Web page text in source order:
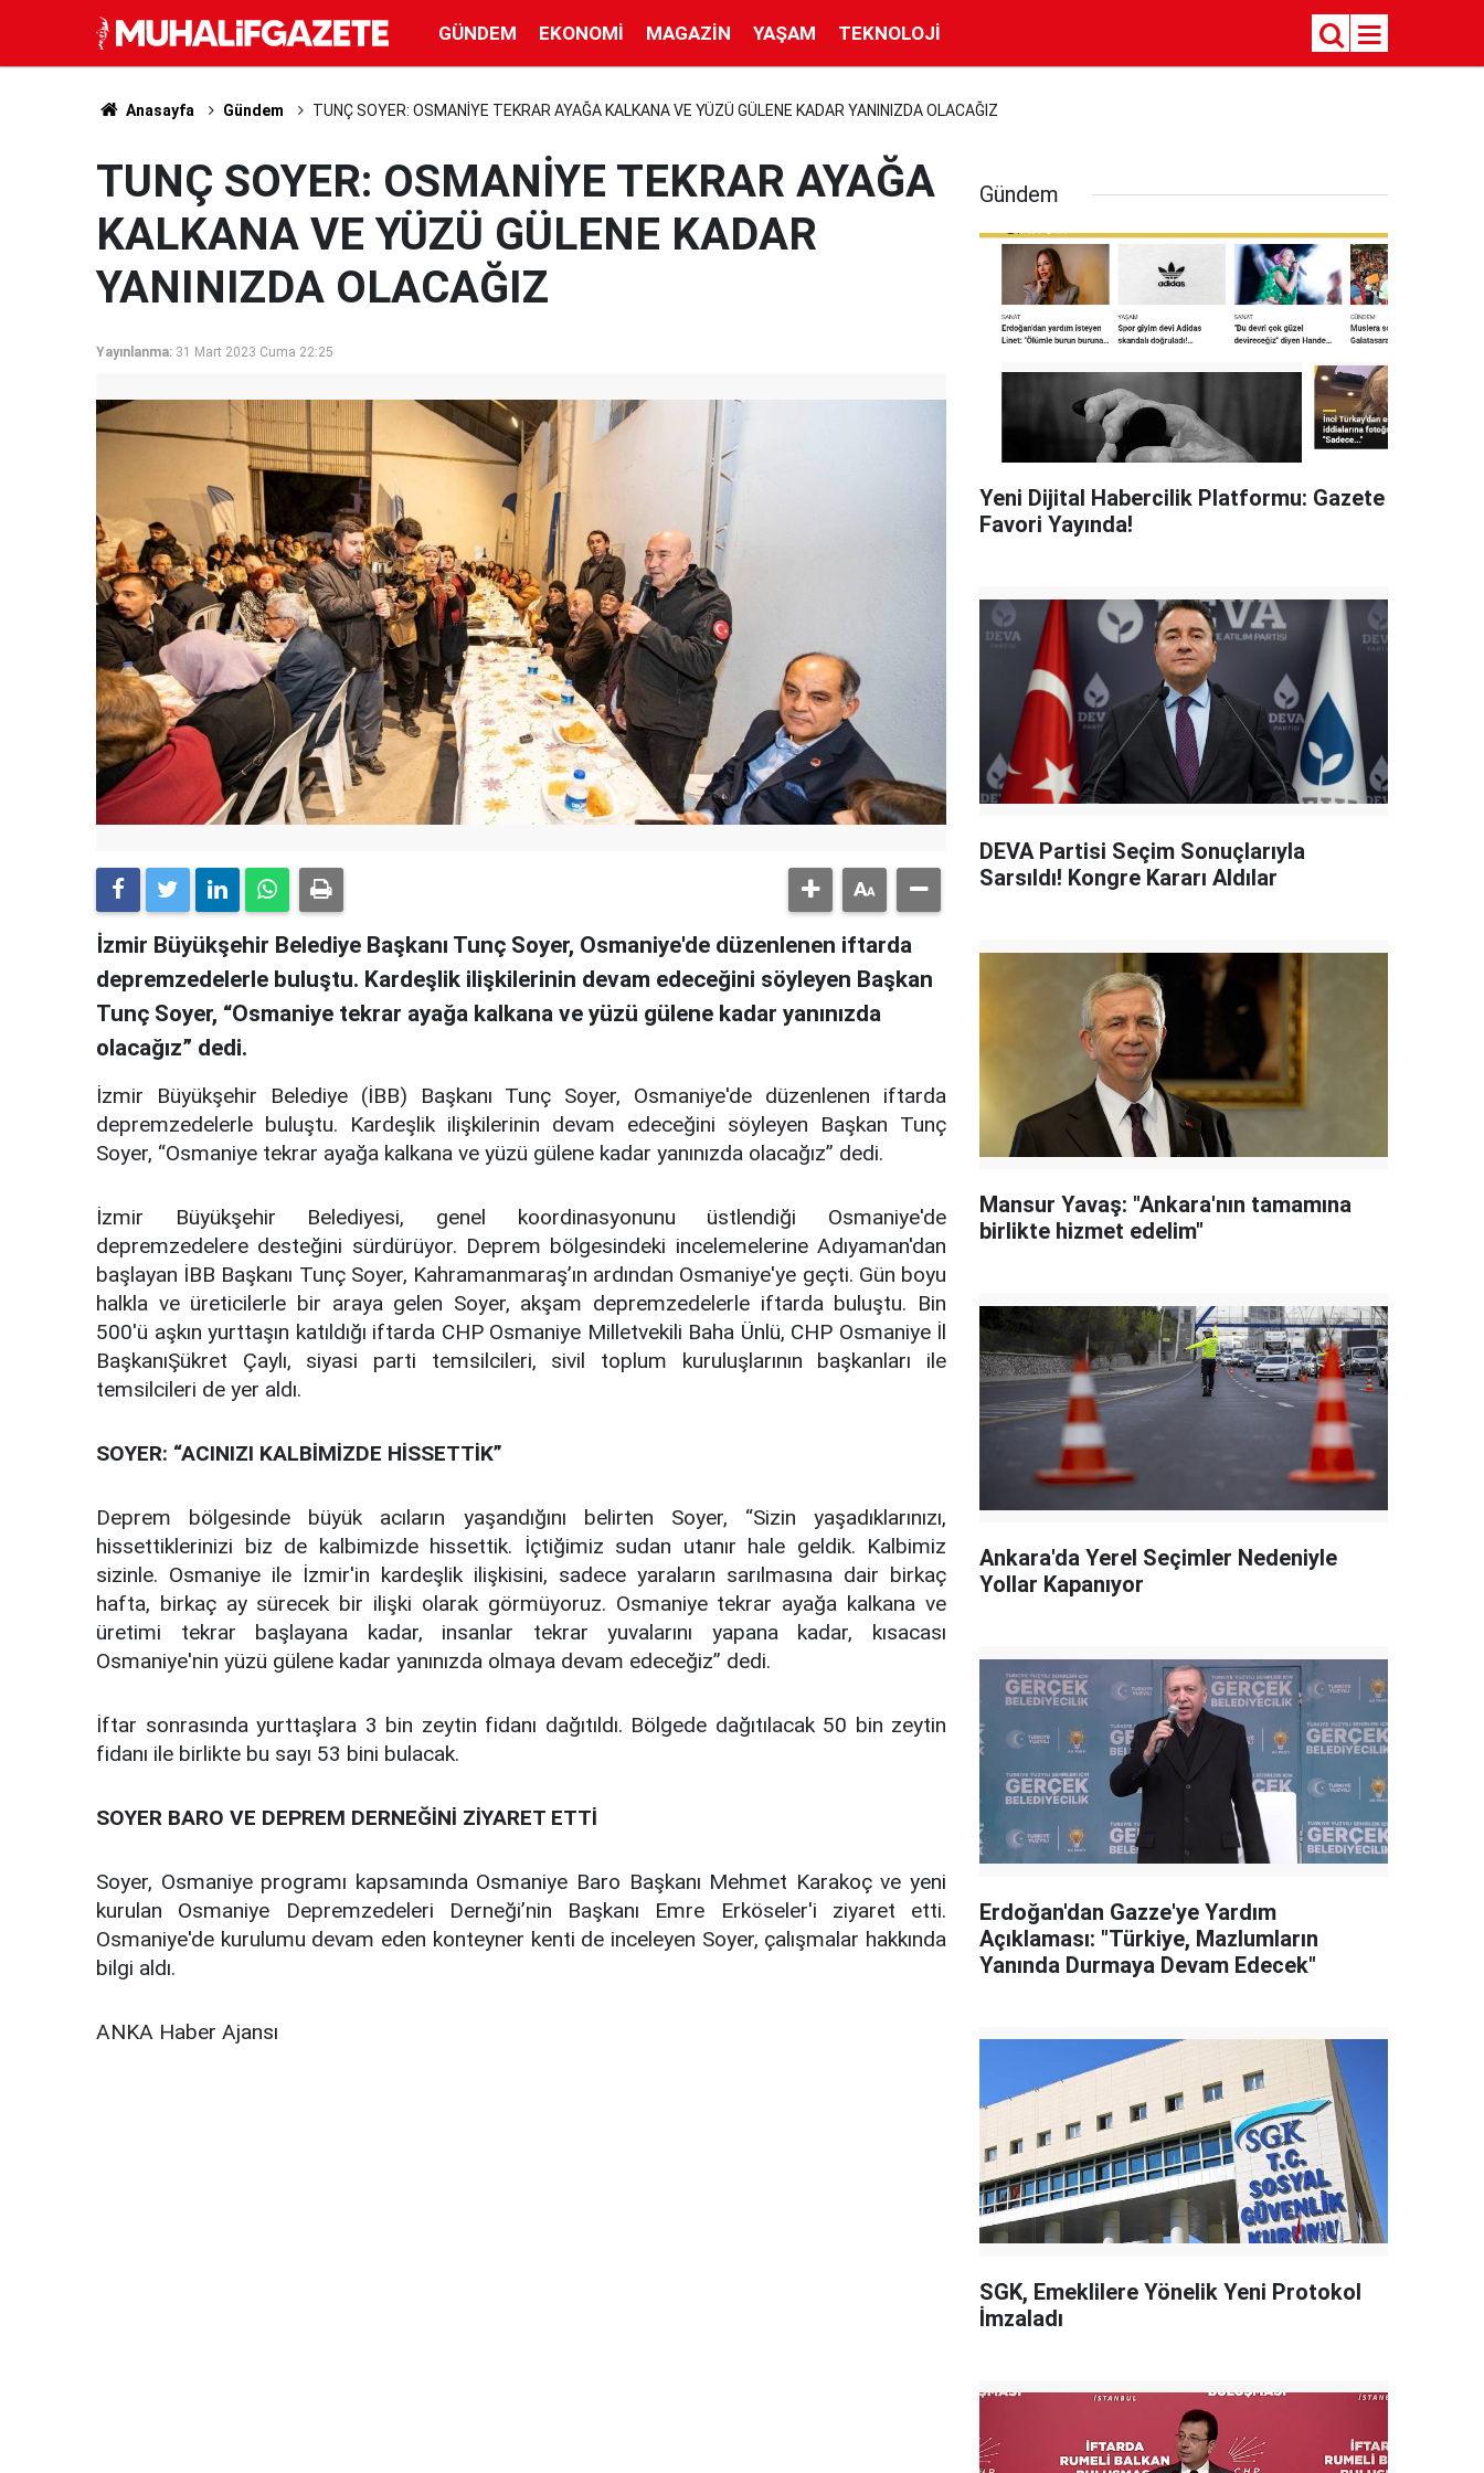
GÜNDEM EKONOMI MAGAZIN YAŞAM TEKNOLOJI
Anasayfa Gündem TUNÇ SOYER: OSMANİYE TEKRAR AYAĞA KALKANA VE YÜZÜ GÜLENE KADAR YANINIZDA OLACAĞIZ
TUNÇ SOYER: OSMANİYE TEKRAR AYAĞA
KALKANA VE YÜZÜ GÜLENE KADAR
YANINIZDA OLACAĞIZ
Yayınlanma: 31 Mart 2023 Cuma 22:25
İzmir Büyükşehir Belediye Başkanı Tunç Soyer, Osmaniye'de düzenlenen iftarda
depremzedelerle buluştu. Kardeşlik ilişkilerinin devam edeceğini söyleyen Başkan
Tunç Soyer, “Osmaniye tekrar ayağa kalkana ve yüzü gülene kadar yanınızda
olacağız” dedi.
İzmir Büyükşehir Belediye (İBB) Başkanı Tunç Soyer, Osmaniye'de düzenlenen iftarda
depremzedelerle buluştu. Kardeşlik ilişkilerinin devam edeceğini söyleyen Başkan Tunç
Soyer, “Osmaniye tekrar ayağa kalkana ve yüzü gülene kadar yanınızda olacağız” dedi.
İzmir Büyükşehir Belediyesi, genel koordinasyonunu üstlendiği Osmaniye'de
depremzedelere desteğini sürdürüyor. Deprem bölgesindeki incelemelerine Adıyaman'dan
başlayan İBB Başkanı Tunç Soyer, Kahramanmaraş’ın ardından Osmaniye'ye geçti. Gün boyu
halkla ve üreticilerle bir araya gelen Soyer, akşam depremzedelerle iftarda buluştu. Bin
500'ü aşkın yurttaşın katıldığı iftarda CHP Osmaniye Milletvekili Baha Ünlü, CHP Osmaniye İl
BaşkanıŞükret Çaylı, siyasi parti temsilcileri, sivil toplum kuruluşlarının başkanları ile
temsilcileri de yer aldı.
SOYER: “ACINIZI KALBİMİZDE HİSSETTİK”
Deprem bölgesinde büyük acıların yaşandığını belirten Soyer, “Sizin yaşadıklarınızı,
hissettiklerinizi biz de kalbimizde hissettik. İçtiğimiz sudan utanır hale geldik. Kalbimiz
sizinle. Osmaniye ile İzmir'in kardeşlik ilişkisini, sadece yaraların sarılmasına dair birkaç
hafta, birkaç ay sürecek bir ilişki olarak görmüyoruz. Osmaniye tekrar ayağa kalkana ve
üretimi tekrar başlayana kadar, insanlar tekrar yuvalarını yapana kadar, kısacası
Osmaniye'nin yüzü gülene kadar yanınızda olmaya devam edeceğiz” dedi.
İftar sonrasında yurttaşlara 3 bin zeytin fidanı dağıtıldı. Bölgede dağıtılacak 50 bin zeytin
fidanı ile birlikte bu sayı 53 bini bulacak.
SOYER BARO VE DEPREM DERNEĞİNİ ZİYARET ETTİ
Soyer, Osmaniye programı kapsamında Osmaniye Baro Başkanı Mehmet Karakoç ve yeni
kurulan Osmaniye Depremzedeleri Derneği’nin Başkanı Emre Erköseler'i ziyaret etti.
Osmaniye'de kurulumu devam eden konteyner kenti de inceleyen Soyer, çalışmalar hakkında
bilgi aldı.
ANKA Haber Ajansı
Gündem
Yeni Dijital Habercilik Platformu: Gazete
Favori Yayında!
DEVA Partisi Seçim Sonuçlarıyla
Sarsıldı! Kongre Kararı Aldılar
Mansur Yavaş: "Ankara'nın tamamına
birlikte hizmet edelim"
Ankara'da Yerel Seçimler Nedeniyle
Yollar Kapanıyor
Erdoğan'dan Gazze'ye Yardım
Açıklaması: "Türkiye, Mazlumların
Yanında Durmaya Devam Edecek"
SGK, Emeklilere Yönelik Yeni Protokol
İmzaladı